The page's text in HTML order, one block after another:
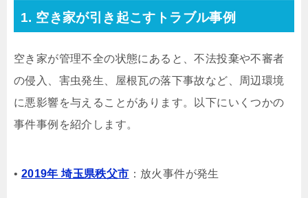
1. 空き家が引き起こすトラブル事例
空き家が管理不全の状態にあると、不法投棄や不審者
の侵入、害虫発生、屋根瓦の落下事故など、周辺環境
に悪影響を与えることがあります。以下にいくつかの
事件事例を紹介します。
• 2019年 埼玉県秩父市 ：放火事件が発生